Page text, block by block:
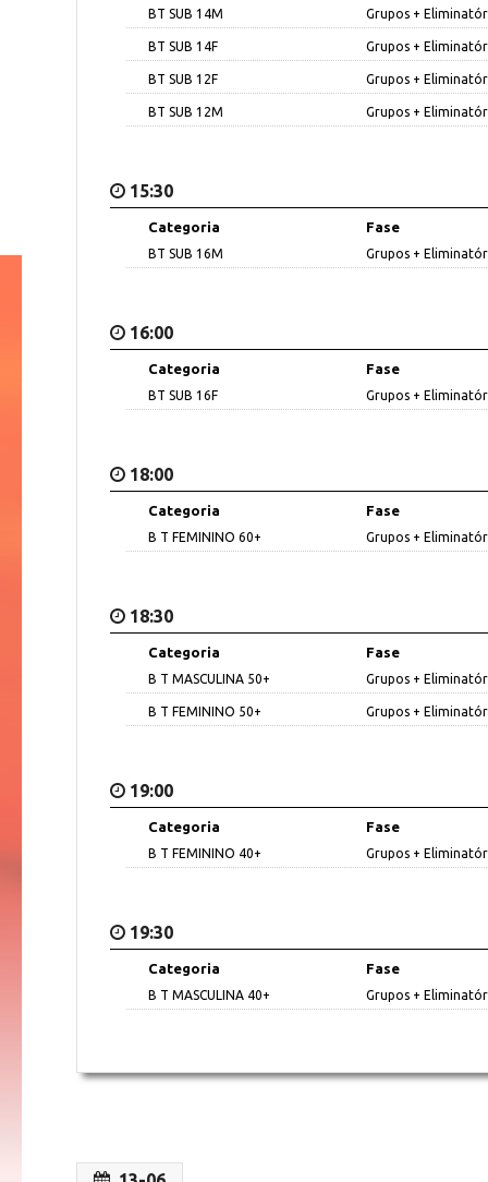
BT SUB 14M Grupos +
BT SUB 14F Grupos +
BT SUB 12F Grupos +
BT SUB 12M Grupos +
15:30
Categoria Fase
BT SUB 16M Grupos +
16:00
Categoria Fase
BT SUB 16F Grupos +
18:00
Categoria Fase
B T FEMININO 60+ Grupos +
18:30
Categoria Fase
B T MASCULINA 50+ Grupos +
B T FEMININO 50+ Grupos +
19:00
Categoria Fase
B T FEMININO 40+ Grupos +
19:30
Categoria Fase
B T MASCULINA 40+ Grupos +